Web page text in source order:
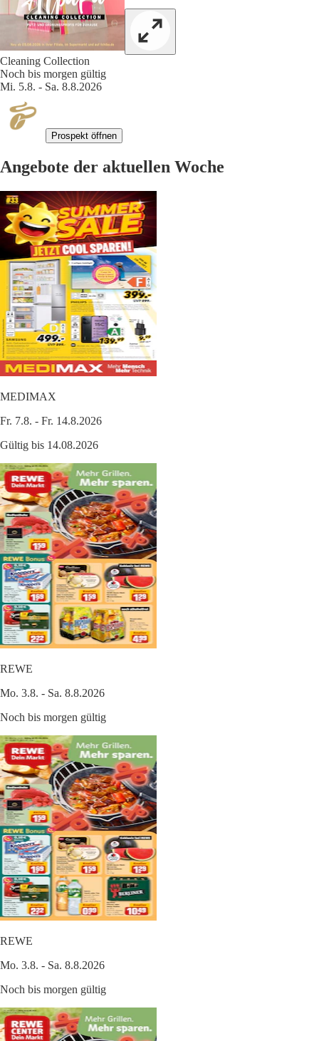
Cleaning Collection
Noch bis morgen gültig
Mi. 5.8. - Sa. 8.8.2026
Prospekt öffnen
Angebote der aktuellen Woche
MEDIMAX
Fr. 7.8. - Fr. 14.8.2026
Gültig bis 14.08.2026
REWE
Mo. 3.8. - Sa. 8.8.2026
Noch bis morgen gültig
REWE
Mo. 3.8. - Sa. 8.8.2026
Noch bis morgen gültig